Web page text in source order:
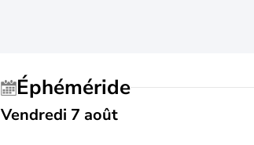
Éphéméride
Vendredi 7 août